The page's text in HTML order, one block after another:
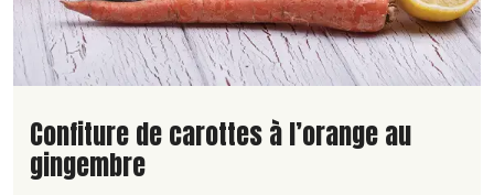
Lire la suite de la recette
Confiture de carottes à l’orange au
gingembre